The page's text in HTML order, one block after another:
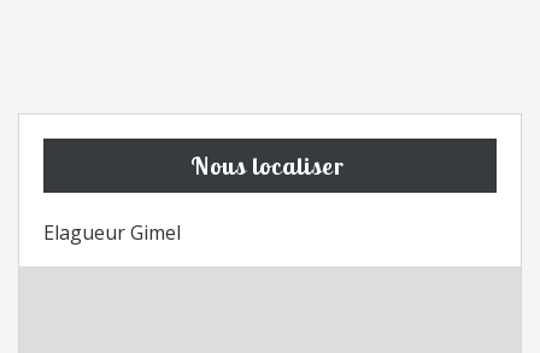
Nous localiser
Elagueur Gimel